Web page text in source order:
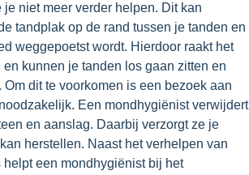
niet meer verder helpen. Dit kan
tandplak op de rand tussen je tanden en
weggepoetst wordt. Hierdoor raakt het
kunnen je tanden los gaan zitten en
dit te voorkomen is een bezoek aan
Een mondhygiënist verwijdert
en aanslag. Daarbij verzorgt ze je
herstellen. Naast het verhelpen van
een mondhygiënist bij het